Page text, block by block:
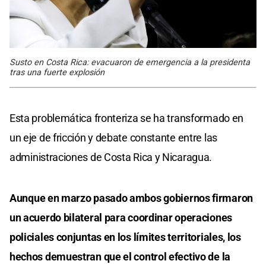
Susto en Costa Rica: evacuaron de emergencia a la presidenta
tras una fuerte explosión
Esta problemática fronteriza se ha transformado en
un eje de fricción y debate constante entre las
administraciones de Costa Rica y Nicaragua.
Aunque en marzo pasado ambos gobiernos firmaron
un acuerdo bilateral para coordinar operaciones
policiales conjuntas en los límites territoriales, los
hechos demuestran que el control efectivo de la